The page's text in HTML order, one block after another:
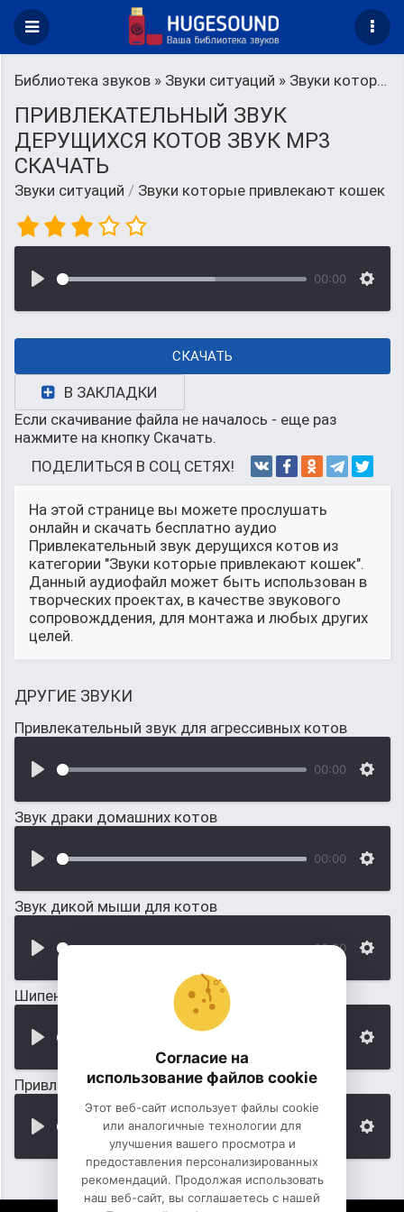
Библиотека звуков » Звуки ситуаций » Звуки которые привлекают кошек
ПРИВЛЕКАТЕЛЬНЫЙ ЗВУК
ДЕРУЩИХСЯ КОТОВ ЗВУК MP3
СКАЧАТЬ
Звуки ситуаций / Звуки которые привлекают кошек
00:00
СКАЧАТЬ
В ЗАКЛАДКИ
Если скачивание файла не началось - еще раз
нажмите на кнопку Скачать.
ПОДЕЛИТЬСЯ В СОЦ СЕТЯХ!
На этой странице вы можете прослушать
онлайн и скачать бесплатно аудио
Привлекательный звук дерущихся котов из
категории "Звуки которые привлекают кошек".
Данный аудиофайл может быть использован в
творческих проектах, в качестве звукового
сопровожддения, для монтажа и любых других
целей.
ДРУГИЕ ЗВУКИ
Привлекательный звук для агрессивных котов
00:00
Звук драки домашних котов
00:00
Звук дикой мыши для котов
00:00
Шипение котов во время драки
Привлекательный звук маленького котенка
Согласие на
использование файлов cookie
Этот веб-сайт использует файлы cookie
или аналогичные технологии для
улучшения вашего просмотра и
предоставления персонализированных
рекомендаций. Продолжая использовать
наш веб-сайт, вы соглашаетесь с нашей